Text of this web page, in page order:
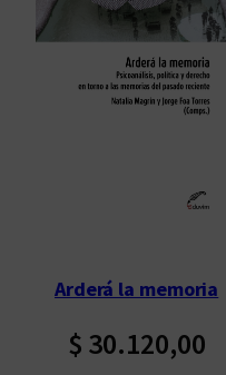
n
a
d
o
s
ú
t
Arderá la memoria
$ 30.120,00